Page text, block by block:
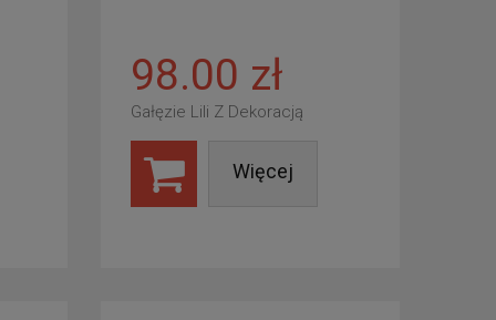
98.00 zł
Gałęzie Lili Z Dekoracją
Więcej